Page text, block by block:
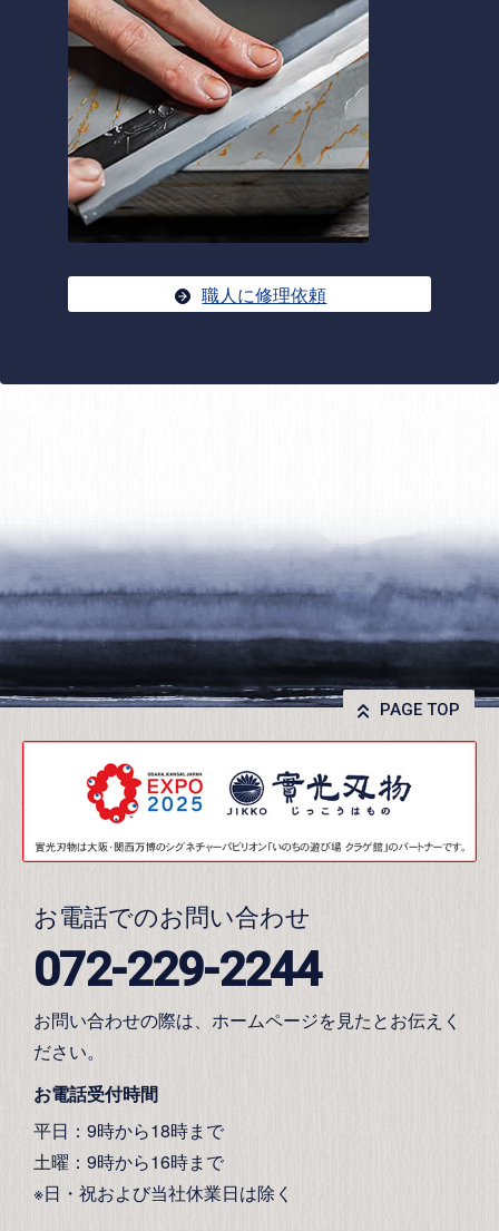
職人に修理依頼
PAGE TOP
お電話でのお問い合わせ
072-229-2244
お問い合わせの際は、ホームページを見たとお伝えく
ださい。
お電話受付時間
平日：9時から18時まで
土曜：9時から16時まで
※日・祝および当社休業日は除く